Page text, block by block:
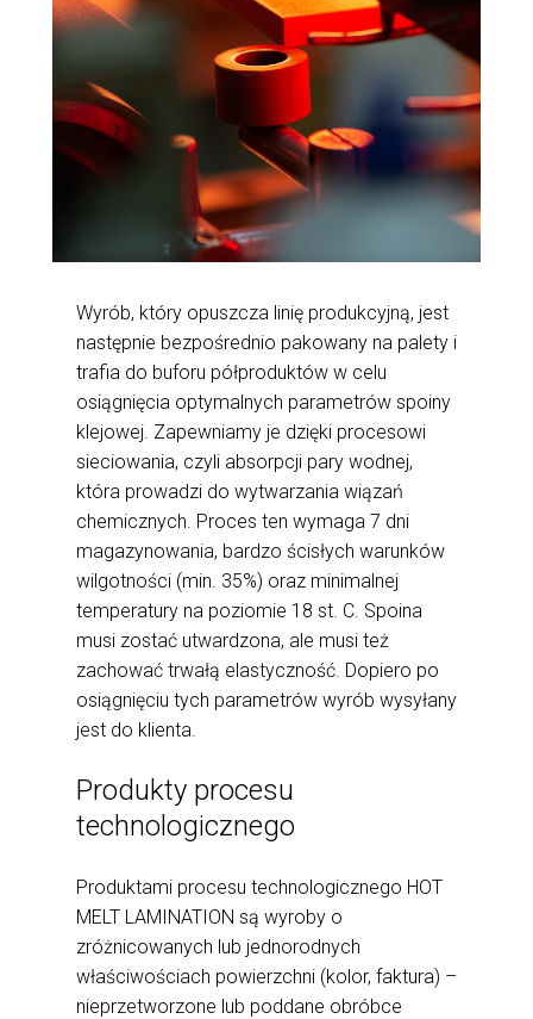
Wyrób, który opuszcza linię produkcyjną, jest
następnie bezpośrednio pakowany na palety i
trafia do buforu półproduktów w celu
osiągnięcia optymalnych parametrów spoiny
klejowej. Zapewniamy je dzięki procesowi
sieciowania, czyli absorpcji pary wodnej,
która prowadzi do wytwarzania wiązań
chemicznych. Proces ten wymaga 7 dni
magazynowania, bardzo ścisłych warunków
wilgotności (min. 35%) oraz minimalnej
temperatury na poziomie 18 st. C. Spoina
musi zostać utwardzona, ale musi też
zachować trwałą elastyczność. Dopiero po
osiągnięciu tych parametrów wyrób wysyłany
jest do klienta.
Produkty procesu
technologicznego
Produktami procesu technologicznego HOT
MELT LAMINATION są wyroby o
zróżnicowanych lub jednorodnych
właściwościach powierzchni (kolor, faktura) –
nieprzetworzone lub poddane obróbce